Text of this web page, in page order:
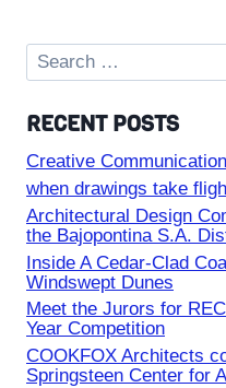
Search
for:
RECENT POSTS
Creative
when drawings take
Architectural Design
the Bajopontina S.A.
Inside A Cedar-Clad
Windswept Dunes
Meet the Jurors for
Year Competition
COOKFOX Architects
Springsteen Center for